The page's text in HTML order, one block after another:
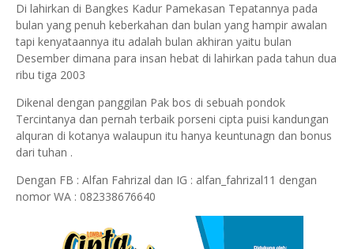
Di lahirkan di Bangkes Kadur Pamekasan Tepatannya pada
bulan yang penuh keberkahan dan bulan yang hampir awalan
tapi kenyataannya itu adalah bulan akhiran yaitu bulan
Desember dimana para insan hebat di lahirkan pada tahun dua
ribu tiga 2003
Dikenal dengan panggilan Pak bos di sebuah pondok
Tercintanya dan pernah terbaik porseni cipta puisi kandungan
alquran di kotanya walaupun itu hanya keuntunagn dan bonus
dari tuhan .
Dengan FB : Alfan Fahrizal dan IG : alfan_fahrizal11 dengan
nomor WA : 082338676640